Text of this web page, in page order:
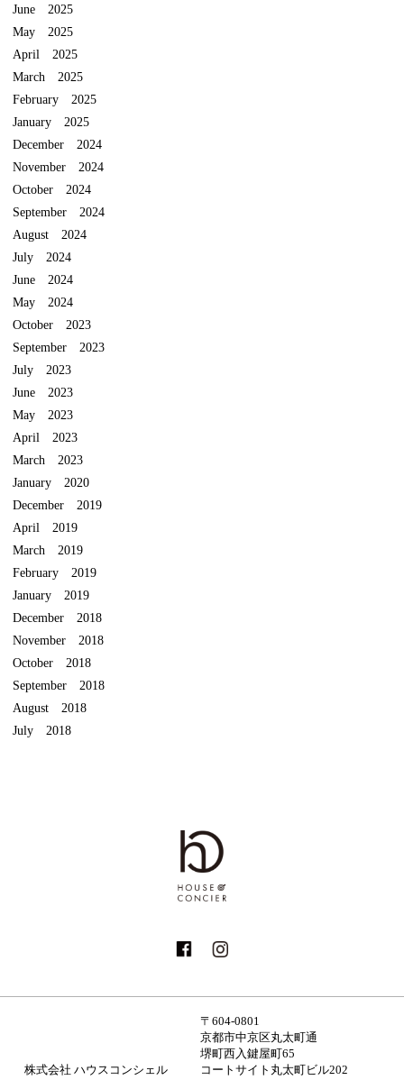
June 2025
May 2025
April 2025
March 2025
February 2025
January 2025
December 2024
November 2024
October 2024
September 2024
August 2024
July 2024
June 2024
May 2024
October 2023
September 2023
July 2023
June 2023
May 2023
April 2023
March 2023
January 2020
December 2019
April 2019
March 2019
February 2019
January 2019
December 2018
November 2018
October 2018
September 2018
August 2018
July 2018
株式会社 ハウスコンシェル
〒604-0801
京都市中京区丸太町通
堺町西入鍵屋町65
コートサイト丸太町ビル202